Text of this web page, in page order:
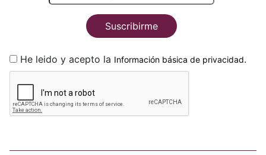
Suscribirme
He leido y acepto la Información básica de privacidad.